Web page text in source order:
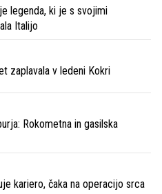
legenda, ki je s svojimi
Italijo
zaplavala v ledeni Kokri
Rokometna in gasilska
kariero, čaka na operacijo srca